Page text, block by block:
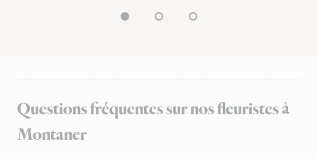
Questions fréquentes sur nos fleuristes à
Montaner